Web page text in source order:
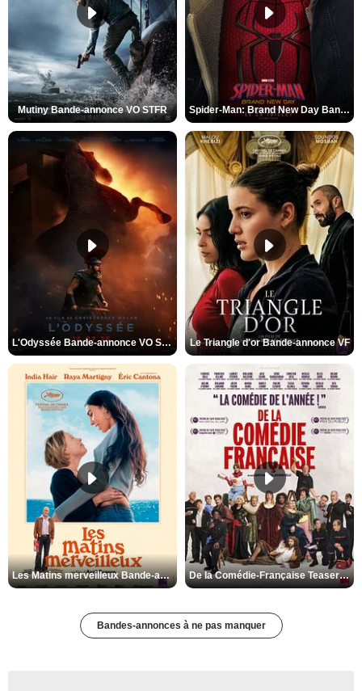
Mutiny Bande-annonce VO STFR Spider-Man: Brand New Day Bande-annonce VO STFR
L'Odyssée Bande-annonce VO STFR Le Triangle d'or Bande-annonce VF
Les Matins merveilleux Bande-annonce VF De la Comédie-Française Teaser VF
Bandes-annonces à ne pas manquer